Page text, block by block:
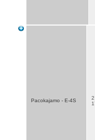
Pacokajamo - E-4S